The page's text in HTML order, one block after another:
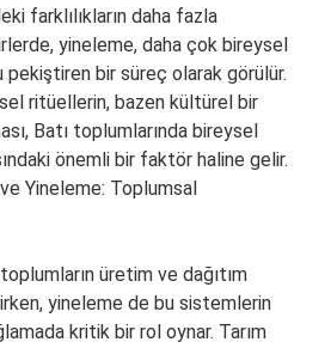
farklılıkların daha fazla
yineleme, daha çok bireysel
pekiştiren bir süreç olarak görülür.
ritüellerin, bazen kültürel bir
Batı toplumlarında bireysel
önemli bir faktör haline gelir.
Yineleme: Toplumsal
üretim ve dağıtım
yineleme de bu sistemlerin
kritik bir rol oynar. Tarım